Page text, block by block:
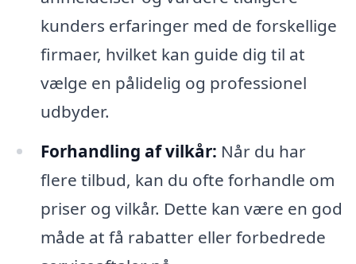
kunders erfaringer med de forskellige
firmaer, hvilket kan guide dig til at
vælge en pålidelig og professionel
udbyder.
Forhandling af vilkår: Når du har
flere tilbud, kan du ofte forhandle om
priser og vilkår. Dette kan være en god
måde at få rabatter eller forbedrede